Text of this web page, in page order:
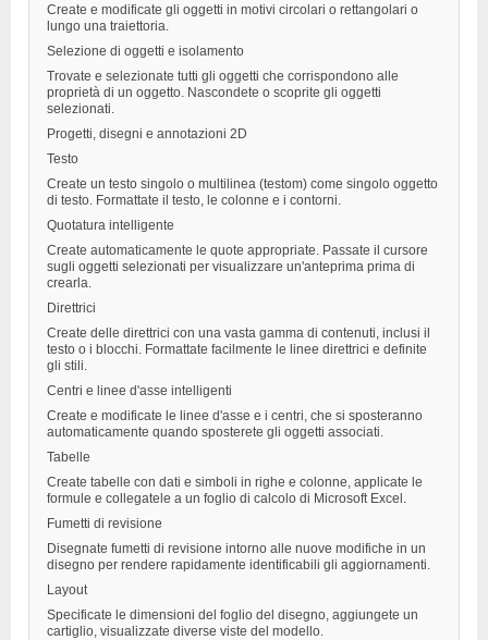
Create e modificate gli oggetti in motivi circolari o rettangolari o
lungo una traiettoria.
Selezione di oggetti e isolamento
Trovate e selezionate tutti gli oggetti che corrispondono alle
proprietà di un oggetto. Nascondete o scoprite gli oggetti
selezionati.
Progetti, disegni e annotazioni 2D
Testo
Create un testo singolo o multilinea (testom) come singolo oggetto
di testo. Formattate il testo, le colonne e i contorni.
Quotatura intelligente
Create automaticamente le quote appropriate. Passate il cursore
sugli oggetti selezionati per visualizzare un'anteprima prima di
crearla.
Direttrici
Create delle direttrici con una vasta gamma di contenuti, inclusi il
testo o i blocchi. Formattate facilmente le linee direttrici e definite
gli stili.
Centri e linee d'asse intelligenti
Create e modificate le linee d'asse e i centri, che si sposteranno
automaticamente quando sposterete gli oggetti associati.
Tabelle
Create tabelle con dati e simboli in righe e colonne, applicate le
formule e collegatele a un foglio di calcolo di Microsoft Excel.
Fumetti di revisione
Disegnate fumetti di revisione intorno alle nuove modifiche in un
disegno per rendere rapidamente identificabili gli aggiornamenti.
Layout
Specificate le dimensioni del foglio del disegno, aggiungete un
cartiglio, visualizzate diverse viste del modello.